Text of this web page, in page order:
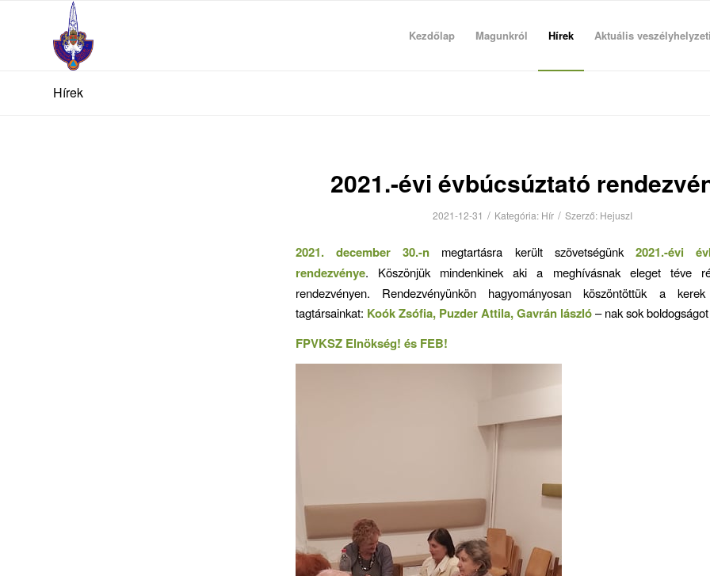
Kezdőlap Magunkról Hírek Aktuális
Hírek
2021.-évi évbúcsúztató
2021-12-31 / Kategória: Hír / Szerző: HejuszI
2021. december 30.-n megtartásra került szövetségünk 2021.-évi
rendezvénye. Köszönjük mindenkinek aki a meghívásnak eleget téve
rendezvényen. Rendezvényünkön hagyományosan köszöntöttük a
tagtársainkat: Koók Zsófia, Puzder Attila, Gavrán lászló– nak sok
FPVKSZ Elnökség! és FEB!